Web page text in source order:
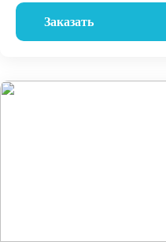
Заказать